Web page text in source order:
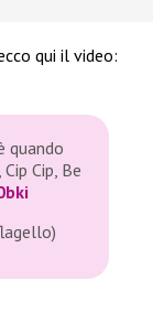
qui il video:
quando
Cip, Be